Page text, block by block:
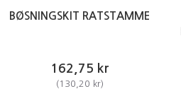
BØSNINGSKIT RATSTAMME
162,75 kr
(130,20 kr)